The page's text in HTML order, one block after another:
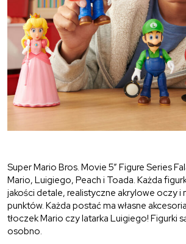
Super Mario Bros. Movie 5” Figure Series
Mario, Luigiego, Peach i Toada. Każda
jakości detale, realistyczne akrylowe oczy i
punktów. Każda postać ma własne
tłoczek Mario czy latarka Luigiego! Figurki
osobno.